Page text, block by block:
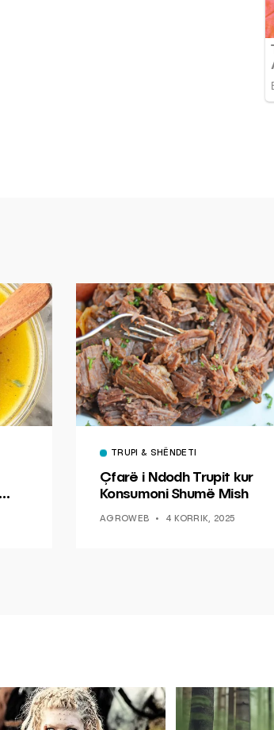
TRUPI & SHËNDETI
Çfarë i Ndodh Trupit kur
Konsumoni Shumë Mish
AGROWEB 4 KORRIK, 2025